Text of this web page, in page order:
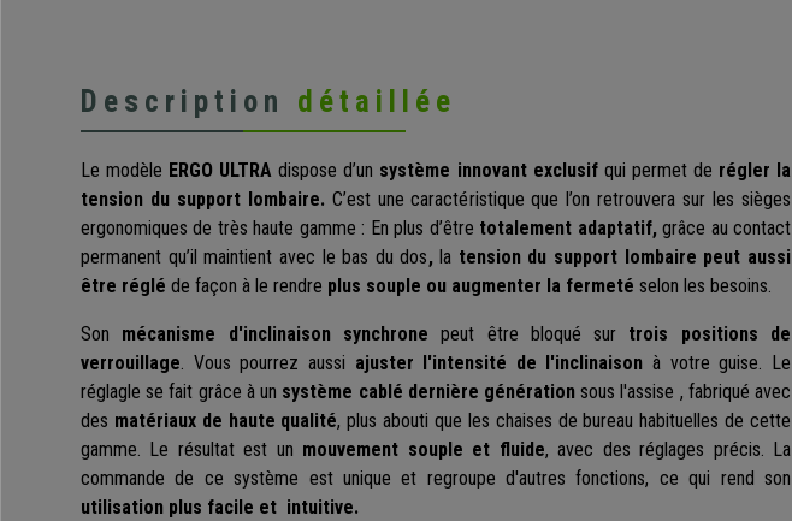
Description détaillée
Le modèle ERGO ULTRA dispose d’un système innovant exclusifqui permet de régler la
tension du support lombaire. C’est une caractéristique que l’on retrouvera sur les sièges
ergonomiques de très haute gamme : En plus d’être totalement adaptatif,grâce au contact
permanent qu’il maintient avec le bas du dos,la tension du support lombaire peut aussi
être réglé de façon à le rendre plus souple ou augmenter la fermeté selon les besoins.
Son mécanisme d'inclinaison synchrone peut être bloqué sur trois positions de
verrouillage. Vous pourrez aussi ajuster l'intensité de l'inclinaison à votre guise. Le
réglagle se fait grâce à un système cablé dernière génération sous l'assise , fabriqué avec
des matériaux de haute qualité, plus abouti que les chaises de bureau habituelles de cette
gamme. Le résultat est un mouvement souple et fluide, avec des réglages précis. La
commande de ce système est unique et regroupe d'autres fonctions, ce qui rend son
utilisation plus facile et intuitive.